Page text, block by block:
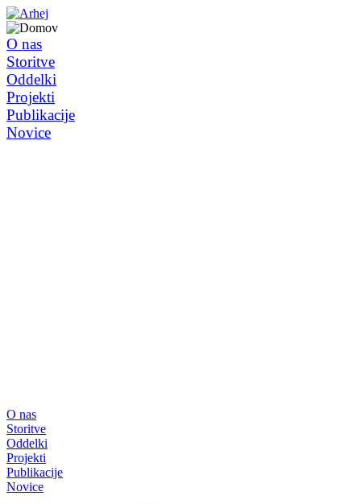
O nas
Storitve
Oddelki
Projekti
Publikacije
Novice
O nas
Storitve
Oddelki
Projekti
Publikacije
Novice